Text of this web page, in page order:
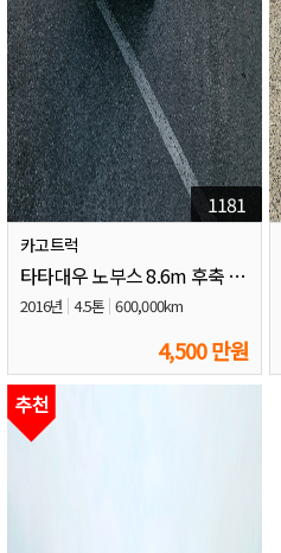
1181
카고트럭
타타대우 노부스 8.6m 후축 어부바카
2016년 4.5톤 600,000km
4,500 만원